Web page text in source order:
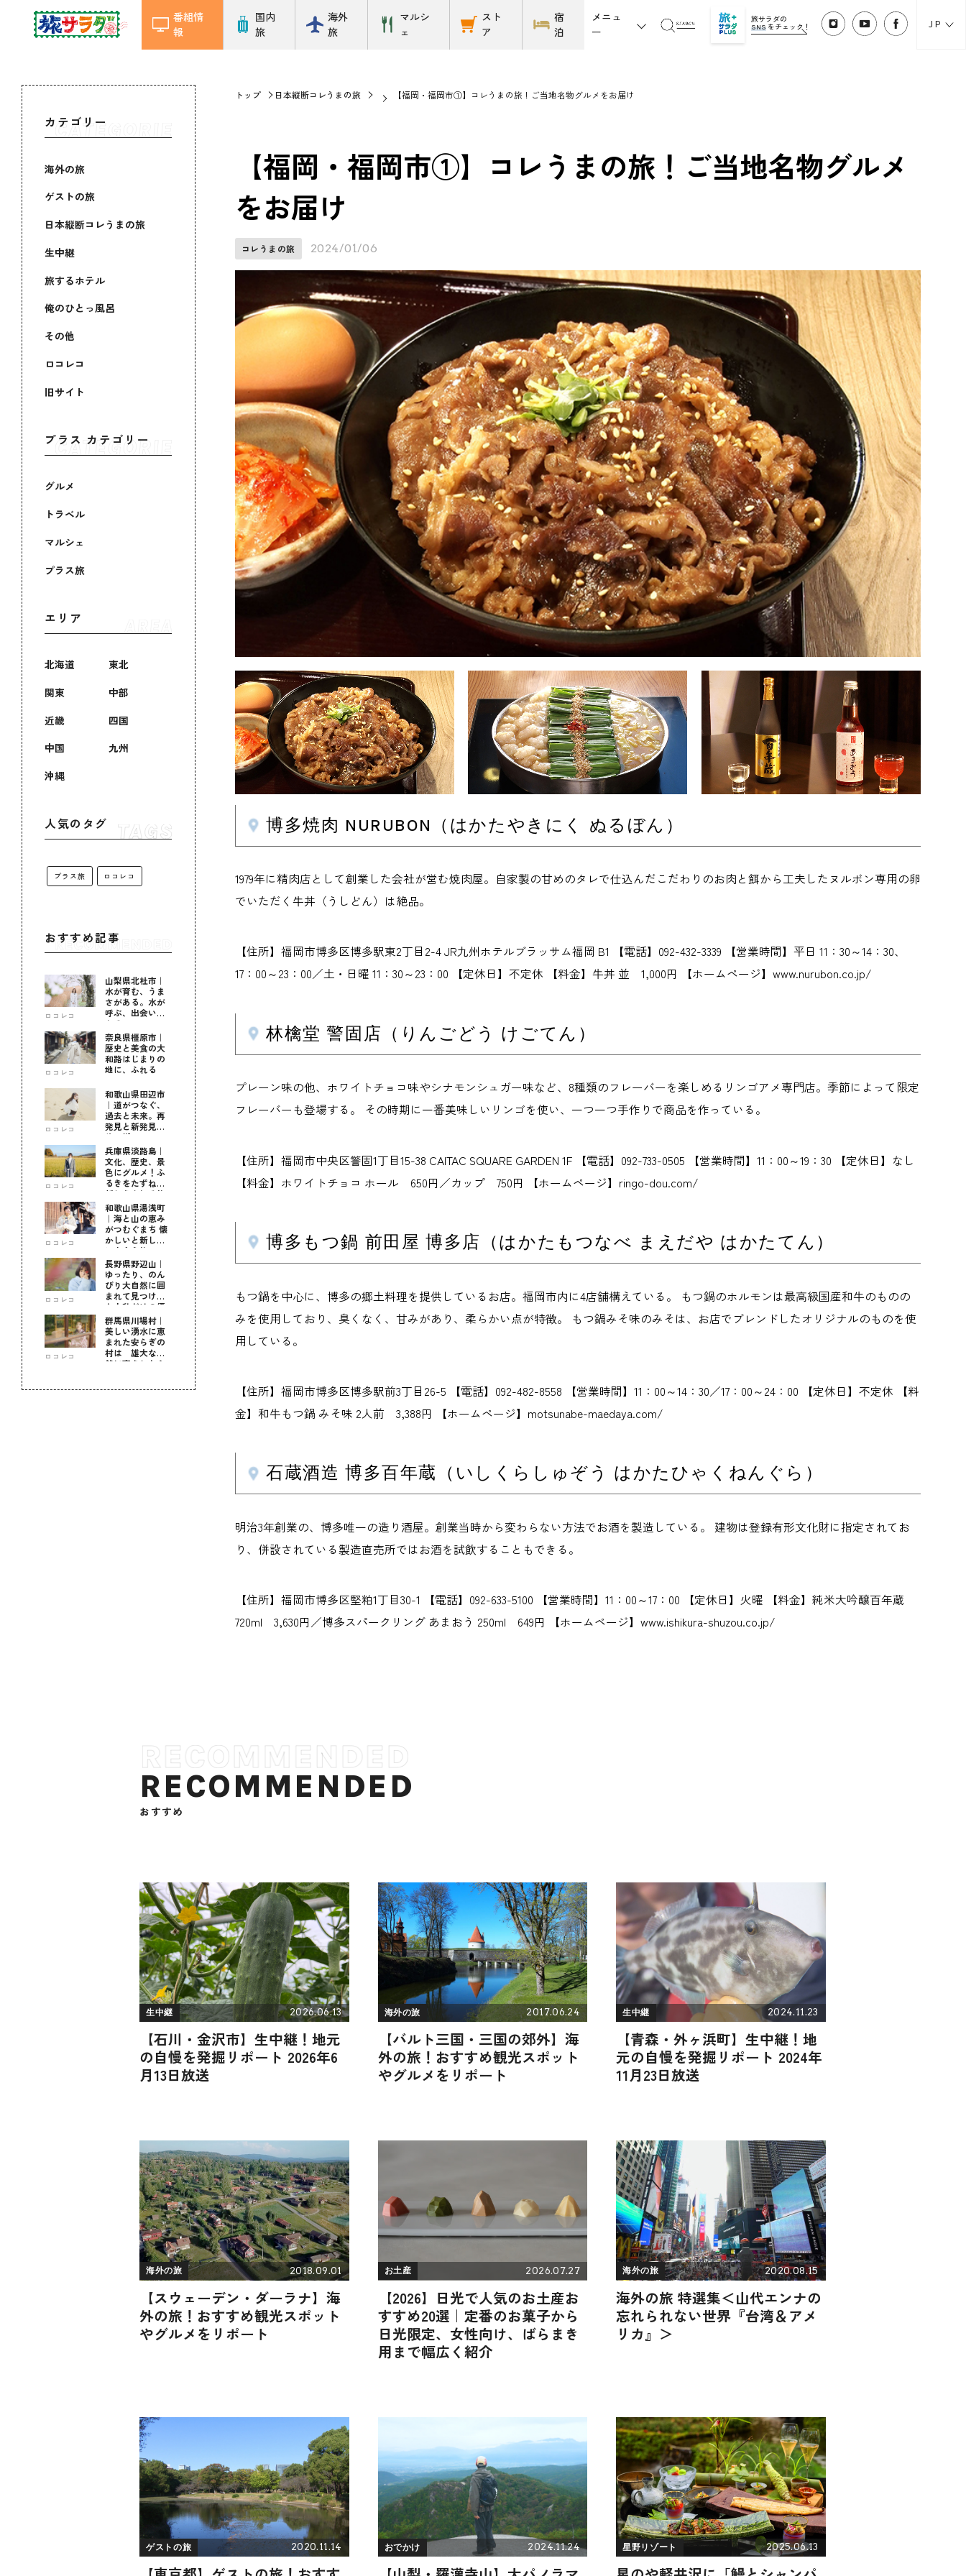
番組情
報
国内
旅
海外
旅
マルシ
ェ
スト
ア
宿
泊
メニュ
ー
旅サラダの
SNS をチェック！ JP
カテゴリー
海外の旅
ゲストの旅
日本縦断コレうまの旅
生中継
旅するホテル
俺のひとっ風呂
その他
ロコレコ
旧サイト
プラス カテゴリー
グルメ
トラベル
マルシェ
プラス旅
エリア
北海道
東北
関東
中部
近畿
四国
中国
九州
沖縄
人気のタグ
プラス旅 ロコレコ
おすすめ記事
ロコレコ
山梨県北杜市｜
水が育む、うま
さがある。水が
呼ぶ、出会いが
ある。
ロコレコ
奈良県橿原市｜
歴史と美食の大
和路はじまりの
地に、ふれる
ロコレコ
和歌山県田辺市
｜道がつなぐ、
過去と未来。再
発見と新発見の
待つ街へ
ロコレコ
兵庫県淡路島｜
文化、歴史、景
色にグルメ！ふ
るきをたずねて
新しきを知る旅
ロコレコ
和歌山県湯浅町
｜海と山の恵み
がつむぐまち 懐
かしいと新しい
に出会う旅
ロコレコ
長野県野辺山｜
ゆったり、のん
びり大自然に囲
まれて見つけ
た！私だけの優
しい自分時間
ロコレコ
群馬県川場村｜
美しい湧水に恵
まれた安らぎの
村は 雄大な自
然に育まれた心
トップ 日本縦断コレうまの旅 【福岡・福岡市①】コレうまの旅！ご当地名物グルメをお届け
【福岡・福岡市①】コレうまの旅！ご当地名物グルメ
をお届け
コレうまの旅 2024/01/06
博多焼肉 NURUBON（はかたやきにく ぬるぼん）
1979年に精肉店として創業した会社が営む焼肉屋。自家製の甘めのタレで仕込んだこだわりのお肉と餌から工夫したヌルボン専用の卵
でいただく牛丼（うしどん）は絶品。
【住所】福岡市博多区博多駅東2丁目2-4 JR九州ホテルブラッサム福岡 B1 【電話】092-432-3339 【営業時間】平日 11：30～14：30、
17：00～23：00／土・日曜 11：30～23：00 【定休日】不定休 【料金】牛丼 並 1,000円 【ホームページ】www.nurubon.co.jp/
林檎堂 警固店（りんごどう けごてん）
プレーン味の他、ホワイトチョコ味やシナモンシュガー味など、8種類のフレーバーを楽しめるリンゴアメ専門店。季節によって限定
フレーバーも登場する。 その時期に一番美味しいリンゴを使い、一つ一つ手作りで商品を作っている。
【住所】福岡市中央区警固1丁目15-38 CAITAC SQUARE GARDEN 1F 【電話】092-733-0505 【営業時間】11：00～19：30 【定休日】なし
【料金】ホワイトチョコ ホール 650円／カップ 750円 【ホームページ】ringo-dou.com/
博多もつ鍋 前田屋 博多店（はかたもつなべ まえだや はかたてん）
もつ鍋を中心に、博多の郷土料理を提供しているお店。福岡市内に4店舗構えている。 もつ鍋のホルモンは最高級国産和牛のものの
みを使用しており、臭くなく、甘みがあり、柔らかい点が特徴。 もつ鍋みそ味のみそは、お店でブレンドしたオリジナルのものを使
用している。
【住所】福岡市博多区博多駅前3丁目26-5 【電話】092-482-8558 【営業時間】11：00～14：30／17：00～24：00 【定休日】不定休 【料
金】和牛もつ鍋 みそ味 2人前 3,388円 【ホームページ】motsunabe-maedaya.com/
石蔵酒造 博多百年蔵（いしくらしゅぞう はかたひゃくねんぐら）
明治3年創業の、博多唯一の造り酒屋。創業当時から変わらない方法でお酒を製造している。 建物は登録有形文化財に指定されてお
り、併設されている製造直売所ではお酒を試飲することもできる。
【住所】福岡市博多区堅粕1丁目30-1 【電話】092-633-5100 【営業時間】11：00～17：00 【定休日】火曜 【料金】純米大吟醸百年蔵
720ml 3,630円／博多スパークリング あまおう 250ml 649円 【ホームページ】www.ishikura-shuzou.co.jp/
RECOMMENDED
おすすめ
生中継 2026.06.13
【石川・金沢市】生中継！地元
の自慢を発掘リポート 2026年6
月13日放送
海外の旅 2017.06.24
【バルト三国・三国の郊外】海
外の旅！おすすめ観光スポット
やグルメをリポート
生中継 2024.11.23
【青森・外ヶ浜町】生中継！地
元の自慢を発掘リポート 2024年
11月23日放送
海外の旅 2018.09.01
【スウェーデン・ダーラナ】海
外の旅！おすすめ観光スポット
やグルメをリポート
お土産 2026.07.27
【2026】日光で人気のお土産お
すすめ20選｜定番のお菓子から
日光限定、女性向け、ばらまき
用まで幅広く紹介
海外の旅 2020.08.15
海外の旅 特選集＜山代エンナの
忘れられない世界『台湾＆アメ
リカ』＞
ゲストの旅 2020.11.14 おでかけ 2024.11.24 星野リゾート 2025.06.13